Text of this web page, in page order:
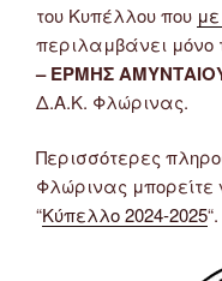
του Κυπέλλου που
περιλαμβάνει
– ΕΡΜΗΣ
Δ.Α.Κ. Φλώρινας.
Περισσότερες
Φλώρινας μπορείτε
“Κύπελλο 2024-2025“.